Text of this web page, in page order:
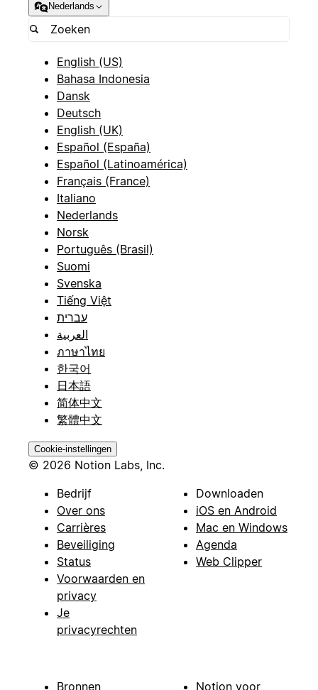
Nederlands
English (US)
Bahasa Indonesia
Dansk
Deutsch
English (UK)
Español (España)
Español (Latinoamérica)
Français (France)
Italiano
Nederlands
Norsk
Português (Brasil)
Suomi
Svenska
Tiếng Việt
עברית
العربية
ภาษาไทย
한국어
日本語
简体中文
繁體中文
Cookie-instellingen
© 2026 Notion Labs, Inc.
Bedrijf
Over ons
Carrières
Beveiliging
Status
Voorwaarden en
privacy
Je
privacyrechten
Downloaden
iOS en Android
Mac en Windows
Agenda
Web Clipper
Bronnen Notion voor